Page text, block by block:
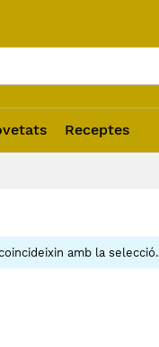
Receptes
amb la selecció.